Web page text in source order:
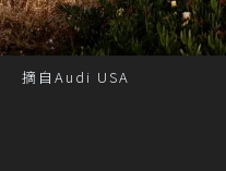
摘自Audi USA